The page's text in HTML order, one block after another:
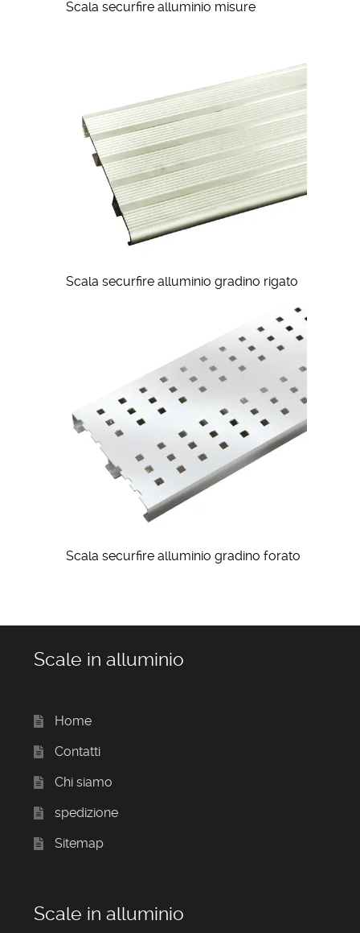
Scala securfire alluminio misure
Scala securfire alluminio gradino rigato
Scala securfire alluminio gradino forato
Scale in alluminio
Home
Contatti
Chi siamo
spedizione
Sitemap
Scale in alluminio